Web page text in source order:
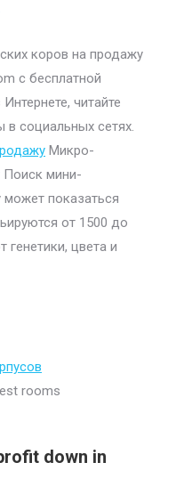
коров на продажу
с бесплатной
читайте
социальных сетях.
Микро-
Поиск мини-
показаться
от 1500 до
генетики, цвета и
rooms
down in